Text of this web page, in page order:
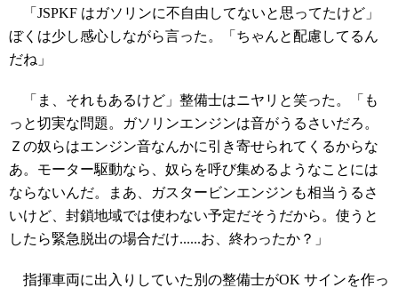
「JSPKF はガソリンに不自由してないと思ってたけど」
ぼくは少し感心しながら言った。「ちゃんと配慮してるん
だね」
「ま、それもあるけど」整備士はニヤリと笑った。「も
っと切実な問題。ガソリンエンジンは音がうるさいだろ。
Ｚの奴らはエンジン音なんかに引き寄せられてくるからな
あ。モーター駆動なら、奴らを呼び集めるようなことには
ならないんだ。まあ、ガスタービンエンジンも相当うるさ
いけど、封鎖地域では使わない予定だそうだから。使うと
したら緊急脱出の場合だけ......お、終わったか？」
指揮車両に出入りしていた別の整備士がOK サインを作っ